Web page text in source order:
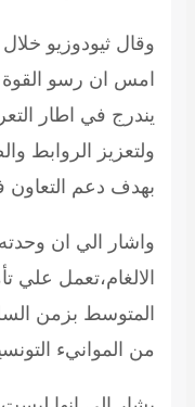
وقال ثيودوزيو
امس ان رسو القوة
يندرج في اطار
ولتعزيز الروابط
بهدف دعم
واشار الي ان
الالغام،تعمل علي
المتوسط بزمن
من الموانيء